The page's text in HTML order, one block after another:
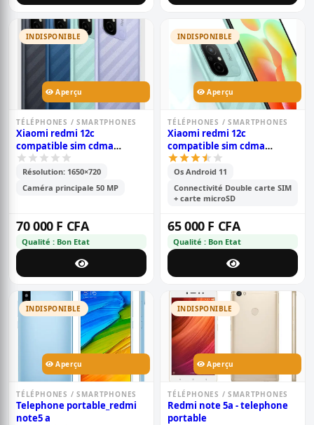
INDISPONIBLE
Aperçu
TÉLÉPHONES / SMARTPHONES
Xiaomi redmi 12c
compatible sim cdma
camtel - pouces- 6.71\' -
mémoire 128go /6go ram -
2sim - caméra-
50mp+0.8mp/5mp - batterie -
garantie
Résolution: 1650×720
Caméra principale 50 MP
70 000 F CFA
Qualité : Bon Etat
INDISPONIBLE
Aperçu
TÉLÉPHONES / SMARTPHONES
Xiaomi redmi 12c
compatible sim cdma
camtel - 6.71\' - mémoire-
128go /4go ram -2sim-
caméra - 50mp+0.8mp/5mp -
batterie - 5000 mah - 6 mois
Os Android 11
Connectivité Double carte SIM
+ carte microSD
65 000 F CFA
Qualité : Bon Etat
INDISPONIBLE
Aperçu
TÉLÉPHONES / SMARTPHONES
Telephone portable_redmi
note5 a
INDISPONIBLE
Aperçu
TÉLÉPHONES / SMARTPHONES
Redmi note 5a - telephone
portable